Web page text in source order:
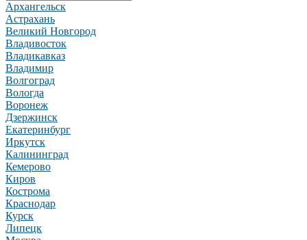
Архангельск
Астрахань
Великий Новгород
Владивосток
Владикавказ
Владимир
Волгоград
Вологда
Воронеж
Дзержинск
Екатеринбург
Иркутск
Калининград
Кемерово
Киров
Кострома
Краснодар
Курск
Липецк